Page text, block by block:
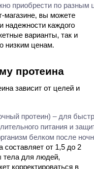
приобрести по разным
магазине, вы можете
надежности каждого
варианты, так и
низким ценам.
протеина
зависит от целей и
протеин) – для
питания и
белком после
составляет от 1,5 до 2
тела для людей,
корректироваться в